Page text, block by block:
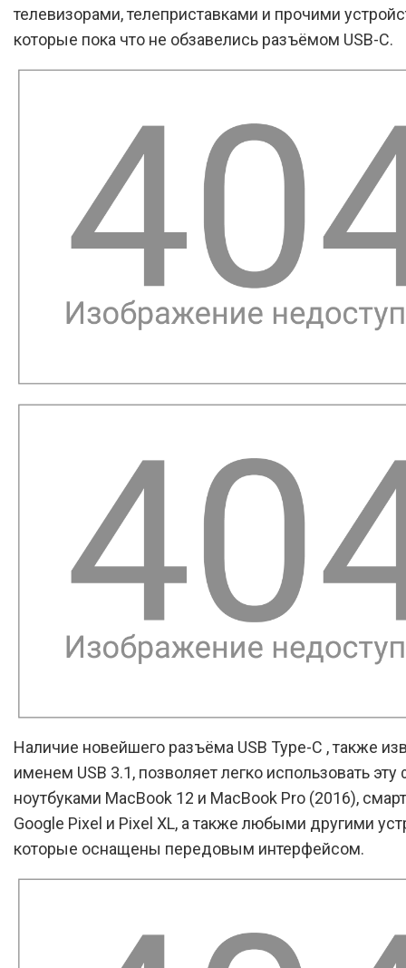
телевизорами, телеприставками и прочими
которые пока что не обзавелись разъёмом USB-C.
Наличие новейшего разъёма USB Type-C , также
именем USB 3.1, позволяет легко использовать
ноутбуками MacBook 12 и MacBook Pro (2016),
Google Pixel и Pixel XL, а также любыми другими
которые оснащены передовым интерфейсом.